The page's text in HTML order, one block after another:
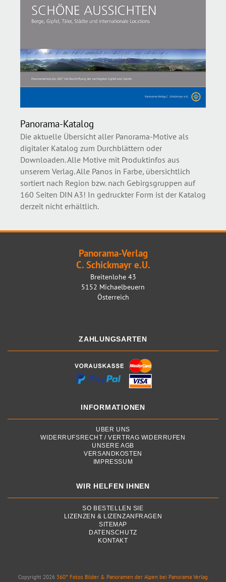
Panorama-Katalog
Die aktuelle Übersicht aller Panorama-Motive als
digitaler Katalog zum Durchblättern oder
Downloaden. Alle Motive mit Produktinfos aus
unserem Verlag. Alle Panos in Farbe, übersichtlich
sortiert nach Region bzw. nach Gebirgsgruppen auf
160 Seiten DIN A3! In gedruckter Form ist der Katalog
derzeit nicht erhältlich.
Panorama-Verlag
C. Schickmayr e.U.
Breitenlohe 43
5152 Michaelbeuern
Österreich
ZAHLUNGSARTEN
INFORMATIONEN
ÜBER UNS
WIDERRUFSRECHT / VERTRAG WIDERRUFEN
UNSERE AGB
VERSANDKOSTEN
IMPRESSUM
WIR HELFEN IHNEN
SO BESTELLEN SIE
LIZENZEN & LIZENZANFRAGEN
SITEMAP
DATENSCHUTZ
KONTAKT
Copyright 2026 360° Fotos Bilder & Panoramen der Alpen bei Panorama Verlag